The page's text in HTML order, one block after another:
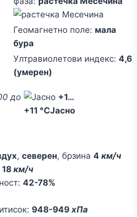
Геомагнетно поле: мала
бура
Ултравиолетови индекс: 4,6
(умерен)
до
+1…
+11 °CЈасно
, северен, брзина 4 км/ч
18 км/ч
42-78%
948-949 хПа